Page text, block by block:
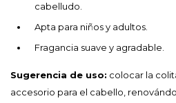
cabelludo.
Apta para niños y adultos.
Fragancia suave y agradable.
Sugerencia de uso: colocar la
accesorio para el cabello,